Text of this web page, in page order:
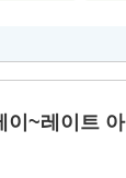
이~레이트 아